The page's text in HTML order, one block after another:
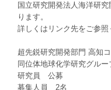
国立研究開発法人海洋研
ります。
詳しくはリンク先をご参照
超先鋭研究開発部門 高知
同位体地球化学研究グル
研究員 公募
募集人員 2名